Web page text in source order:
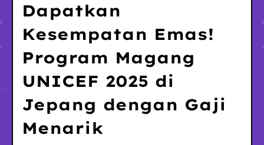
Dapatkan
Kesempatan Emas!
Program Magang
UNICEF 2025 di
Jepang dengan Gaji
Menarik